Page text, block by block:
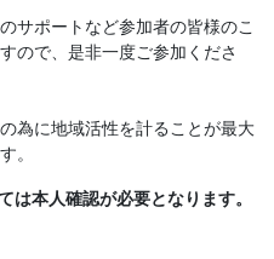
サポートなど参加者の皆様のこ
ので、是非一度ご参加くださ
為に地域活性を計ることが最大
。
本人確認が必要となります。